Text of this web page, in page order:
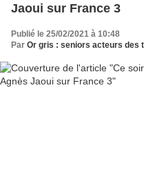
Jaoui sur France 3
Publié le 25/02/2021 à 10:48
Par Or gris : seniors acteurs des